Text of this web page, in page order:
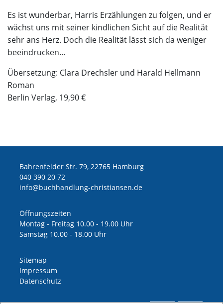
Es ist wunderbar, Harris Erzählungen zu folgen, und er
wächst uns mit seiner kindlichen Sicht auf die Realität
sehr ans Herz. Doch die Realität lässt sich da weniger
beeindrucken...
Übersetzung: Clara Drechsler und Harald Hellmann
Roman
Berlin Verlag, 19,90 €
Bahrenfelder Str. 79, 22765 Hamburg
040 390 20 72
ed.nesnaitsirhc-gnuldnahhcub@ofni
Öffnungszeiten
Montag - Freitag 10.00 - 19.00 Uhr
Samstag 10.00 - 18.00 Uhr
Sitemap
Impressum
Datenschutz